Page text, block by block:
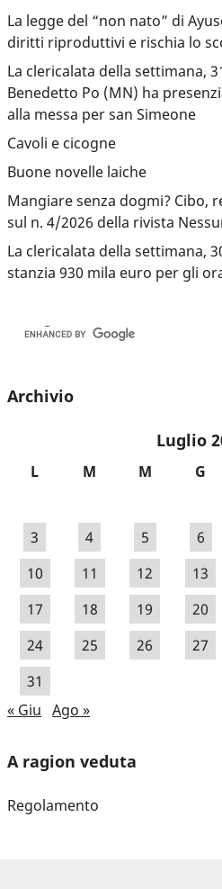
La legge del “non nato” di
diritti riproduttivi e rischia lo
La clericalata della settimana,
Benedetto Po (MN) ha
alla messa per san Simeone
Cavoli e cicogne
Buone novelle laiche
Mangiare senza dogmi? Cibo,
sul n. 4/2026 della rivista
La clericalata della settimana,
stanzia 930 mila euro per gli
Archivio
Luglio
L M M G
3
4 5 6
10
11 12 13
17
18 19 20
24
25 26 27
31
« Giu Ago »
A ragion veduta
Regolamento